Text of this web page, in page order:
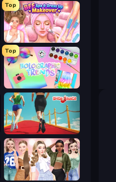
Top
BFF Makeover - Spa & Dress Up
Top
Holographic Trends
Shoe Race
Fashion Week 2025